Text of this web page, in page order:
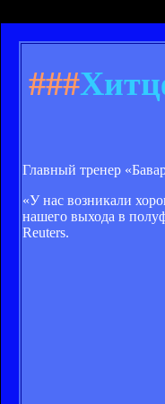
###
Главный тренер
«У нас возникали
нашего выхода в
Reuters.